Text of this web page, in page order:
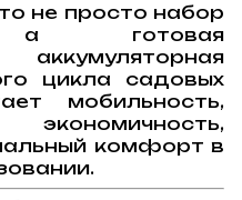
не просто набор
а готовая
аккумуляторная
цикла садовых
мобильность,
комфорт в